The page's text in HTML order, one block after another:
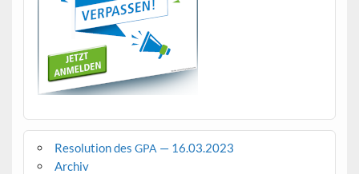
Resolution des GPA — 16.03.2023
Archiv